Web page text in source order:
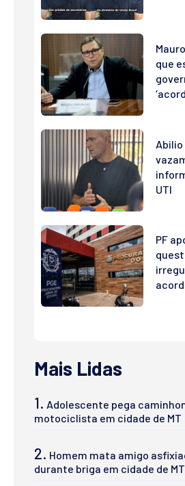
que
UTI
PF
Mais Lidas
1. Adolescente pega
motociclista em cidade de MT
2. Homem mata amigo
durante briga em cidade de